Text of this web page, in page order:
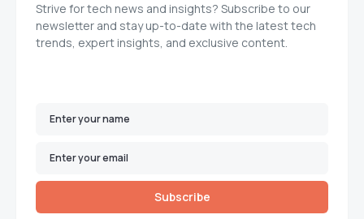
Strive for tech news and insights? Subscribe to our
newsletter and stay up-to-date with the latest tech
trends, expert insights, and exclusive content.
Subscribe